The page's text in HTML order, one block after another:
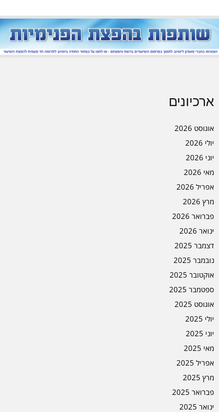
ארכיונים
אוגוסט 2026
יולי 2026
יוני 2026
מאי 2026
אפריל 2026
מרץ 2026
פברואר 2026
ינואר 2026
דצמבר 2025
נובמבר 2025
אוקטובר 2025
ספטמבר 2025
אוגוסט 2025
יולי 2025
יוני 2025
מאי 2025
אפריל 2025
מרץ 2025
פברואר 2025
ינואר 2025